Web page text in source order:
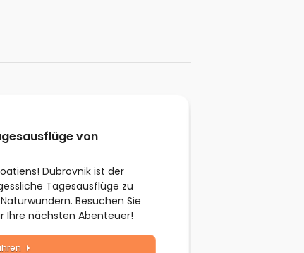
von
Dubrovnik ist der
Tagesausflüge zu
Besuchen Sie
Ihre nächsten Abenteuer!